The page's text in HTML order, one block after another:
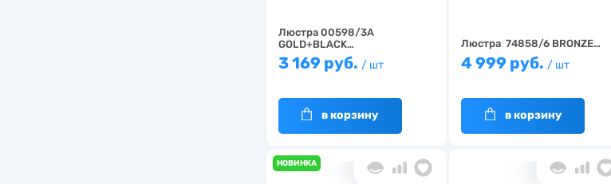
Люстра 00598/3A
GOLD+BLACK…
3 169 руб. / шт
в корзину
Люстра 74858/6 BRONZE…
4 999 руб. / шт
в корзину
НОВИНКА